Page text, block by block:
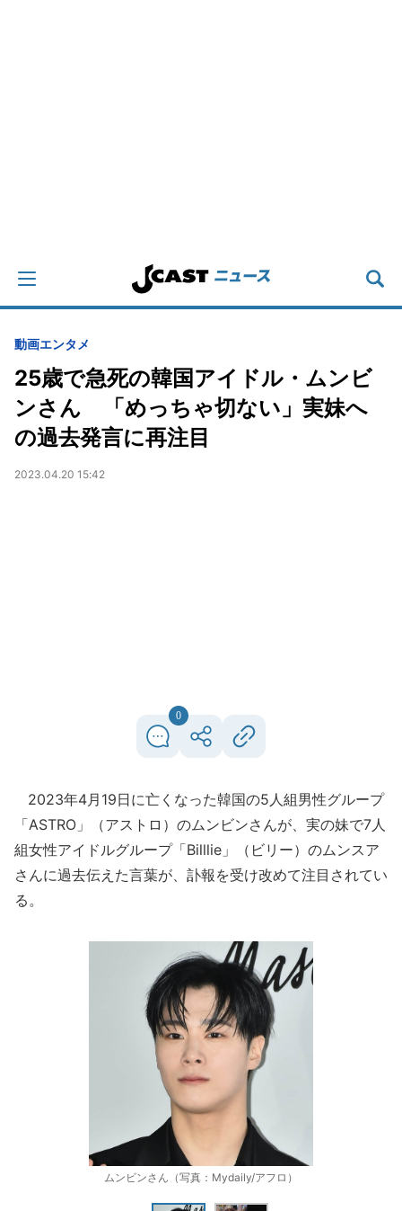
動画エンタメ
25歳で急死の韓国アイドル・ムンビ
ンさん 「めっちゃ切ない」実妹へ
の過去発言に再注目
2023.04.20 15:42
0
2023年4月19日に亡くなった韓国の5人組男性グループ
「ASTRO」（アストロ）のムンビンさんが、実の妹で7人
組女性アイドルグループ「Billlie」（ビリー）のムンスア
さんに過去伝えた言葉が、訃報を受け改めて注目されてい
る。
ムンビンさん（写真：Mydaily/アフロ）